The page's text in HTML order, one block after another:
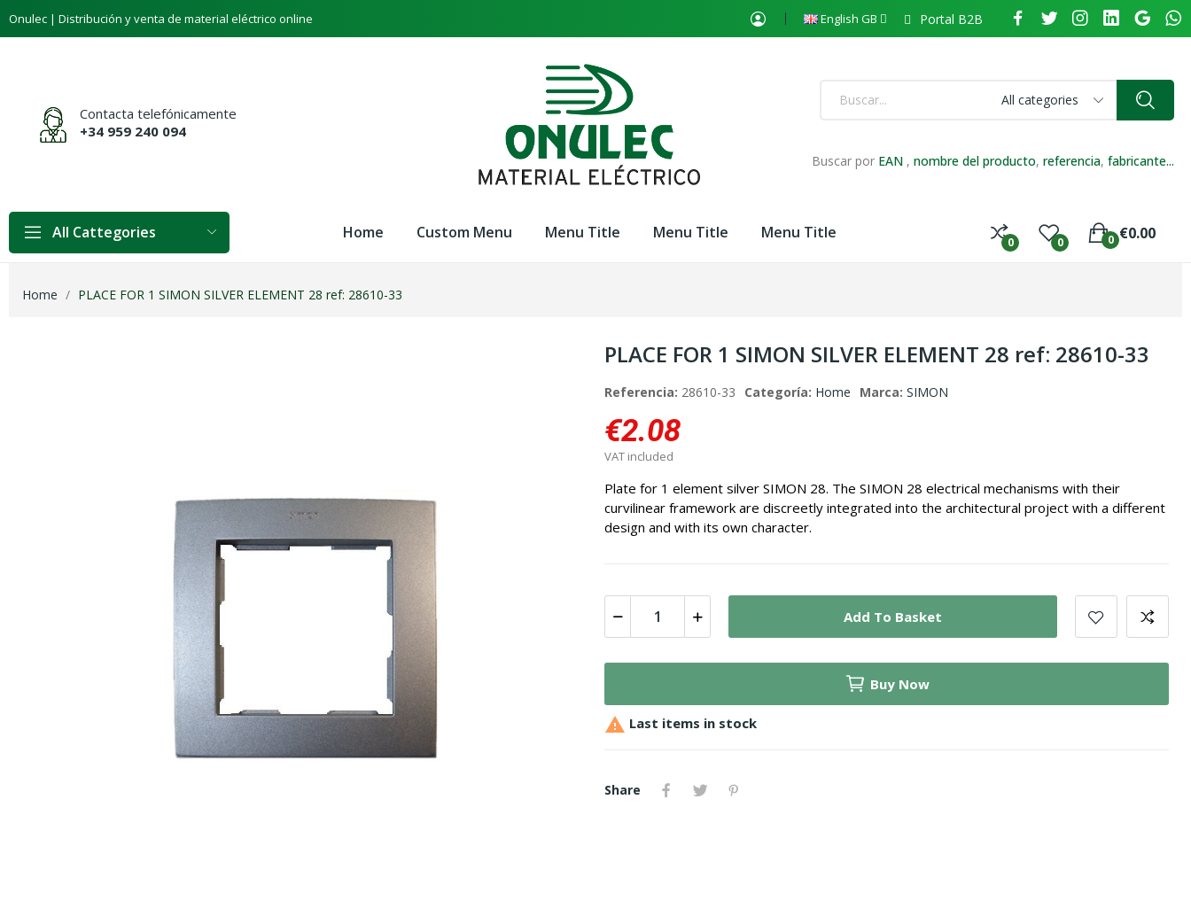
Onulec | Distribución y venta de material eléctrico online English GB Portal B2B
Contacta telefónicamente
+34 959 240 094
All categories
Buscar por EAN ,nombre del producto,referencia,fabricante...
All Cattegories Home Custom Menu Menu Title Menu Title Menu Title
0 0 €0.00
0
Home PLACE FOR 1 SIMON SILVER ELEMENT 28 ref: 28610-33
PLACE FOR 1 SIMON SILVER ELEMENT 28 ref: 28610-33
Referencia: 28610-33 Categoría: Home Marca: SIMON
€2.08
VAT included
Plate for 1 element silver SIMON 28. The SIMON 28 electrical mechanisms with their
curvilinear framework are discreetly integrated into the architectural project with a different
design and with its own character.
Add To Basket
Buy Now
 Last items in stock
Share